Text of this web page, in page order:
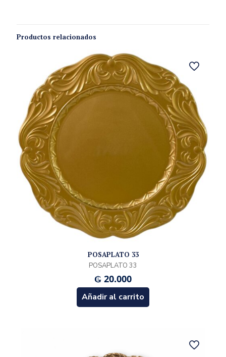
Productos relacionados
POSAPLATO 33
POSAPLATO 33
₲ 20.000
Añadir al carrito